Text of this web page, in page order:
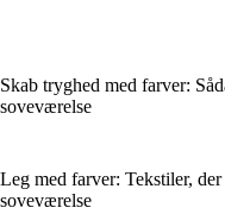
Skab tryghed med farver:
soveværelse
Leg med farver: Tekstiler,
soveværelse